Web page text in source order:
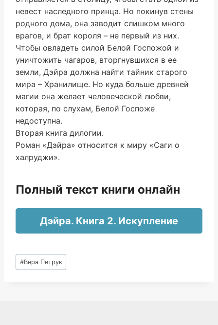
невест наследного принца. Но покинув стены
родного дома, она заводит слишком много
врагов, и брат короля – не первый из них.
Чтобы овладеть силой Белой Госпожой и
уничтожить чагаров, вторгнувшихся в ее
земли, Дэйра должна найти тайник старого
мира – Хранилище. Но куда больше древней
магии она желает человеческой любви,
которая, по слухам, Белой Госпоже
недоступна.
Вторая книга дилогии.
Роман «Дэйра» относится к миру «Саги о
халруджи».
Полный текст книги онлайн
Дэйра. Книга 2. Искупление
Метки
записи:
#Вера Петрук